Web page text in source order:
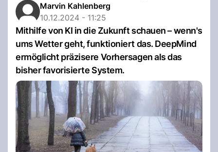
Marvin Kahlenberg
10.12.2024 - 11:25
Mithilfe von KI in die Zukunft schauen – wenn's
ums Wetter geht, funktioniert das. DeepMind
ermöglicht präzisere Vorhersagen als das
bisher favorisierte System.